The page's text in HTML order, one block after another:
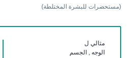
(مستحضرات للبشرة المختلطة)
مثالي ل
الوجه , الجسم